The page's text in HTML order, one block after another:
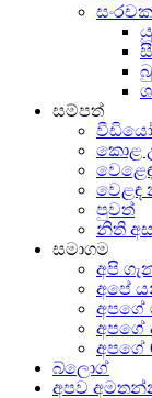
සංරචක
සම්පත්
වීඩියෝ
කොළ
වෙළඳ
පුවත්
නිති
සමාගම
අපි
අපේ
අපගේ
අපගේ
බ්ලොග්
අපව